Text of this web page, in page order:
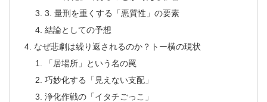
3. 量刑を重くする「悪質性」の要素
結論としての予想
なぜ悲劇は繰り返されるのか？トー横の現状
「居場所」という名の罠
巧妙化する「見えない支配」
浄化作戦の「イタチごっこ」